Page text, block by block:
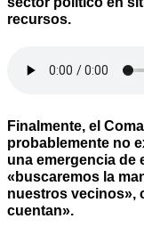
recursos.
Finalmente, el
probablemente no
una emergencia de
«buscaremos la
nuestros vecinos»,
cuentan».